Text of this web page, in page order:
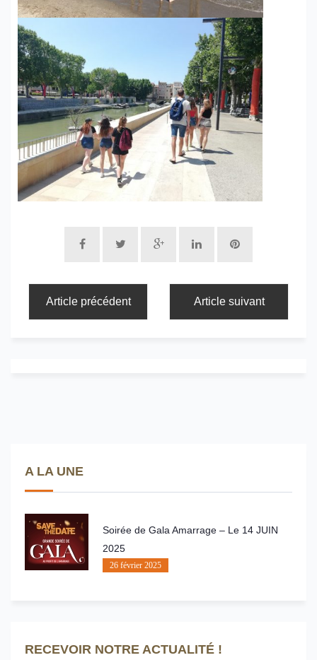
Article précédent Article suivant
A LA UNE
Soirée de Gala Amarrage – Le 14 JUIN
2025
26 février 2025
RECEVOIR NOTRE ACTUALITÉ !